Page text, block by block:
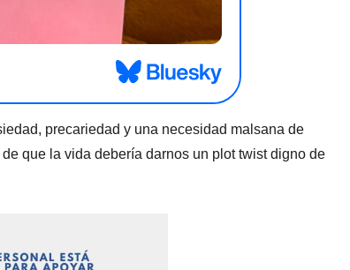
precariedad y una necesidad malsana de
que la vida debería darnos un plot twist digno de